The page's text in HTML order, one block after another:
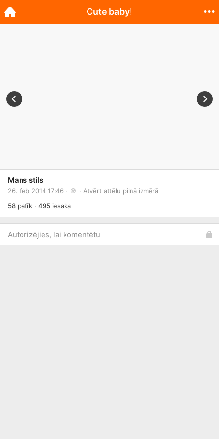
Mans stils
26. feb 2014 17:46 · · Atvērt attēlu pilnā izmērā
58patīk · 495iesaka
Autorizējies, lai komentētu
Cute baby!